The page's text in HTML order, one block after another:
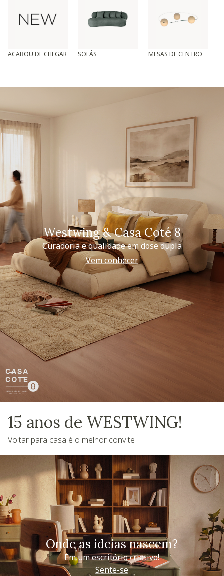
ACABOU DE CHEGAR SOFÁS MESAS DE CENTRO
Westwing & Casa Coté 8
Curadoria e qualidade em dose dupla
Vem conhecer
15 anos de WESTWING!
Voltar para casa é o melhor convite
Onde as ideias nascem?
Em um escritório criativo!
Sente-se